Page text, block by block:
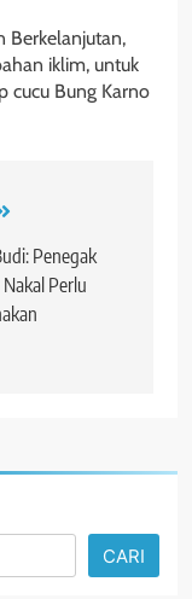
Berkelanjutan,
iklim, untuk
cucu Bung Karno
Penegak
Perlu
CARI